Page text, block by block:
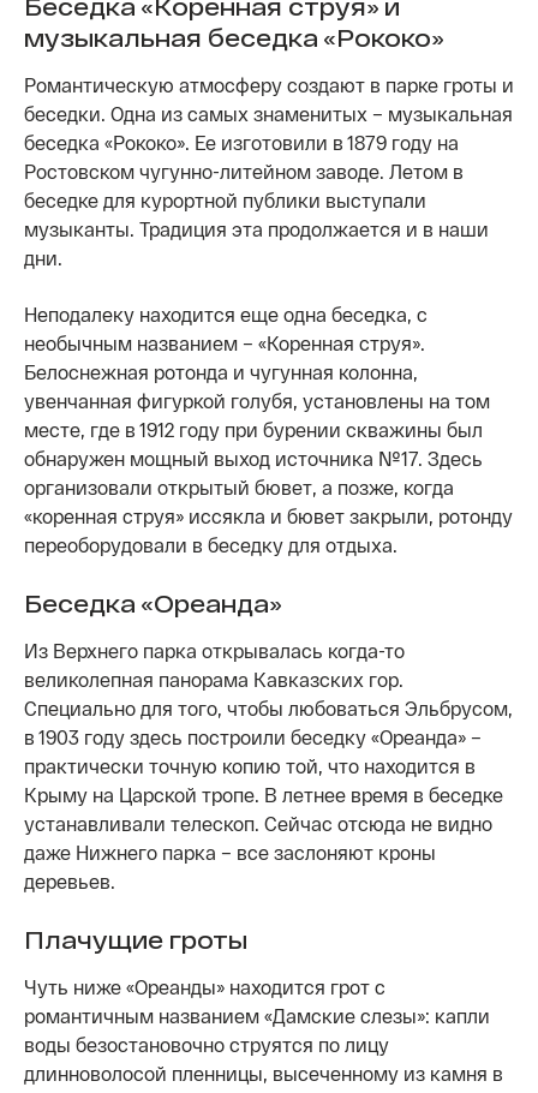
Беседка «Коренная струя» и
музыкальная беседка «Рококо»
Романтическую атмосферу создают в парке гроты и
беседки. Одна из самых знаменитых – музыкальная
беседка «Рококо». Ее изготовили в 1879 году на
Ростовском чугунно-литейном заводе. Летом в
беседке для курортной публики выступали
музыканты. Традиция эта продолжается и в наши
дни.
Неподалеку находится еще одна беседка, с
необычным названием – «Коренная струя».
Белоснежная ротонда и чугунная колонна,
увенчанная фигуркой голубя, установлены на том
месте, где в 1912 году при бурении скважины был
обнаружен мощный выход источника №17. Здесь
организовали открытый бювет, а позже, когда
«коренная струя» иссякла и бювет закрыли, ротонду
переоборудовали в беседку для отдыха.
Беседка «Ореанда»
Из Верхнего парка открывалась когда-то
великолепная панорама Кавказских гор.
Специально для того, чтобы любоваться Эльбрусом,
в 1903 году здесь построили беседку «Ореанда» –
практически точную копию той, что находится в
Крыму на Царской тропе. В летнее время в беседке
устанавливали телескоп. Сейчас отсюда не видно
даже Нижнего парка – все заслоняют кроны
деревьев.
Плачущие гроты
Чуть ниже «Ореанды» находится грот с
романтичным названием «Дамские слезы»: капли
воды безостановочно струятся по лицу
длинноволосой пленницы, высеченному из камня в